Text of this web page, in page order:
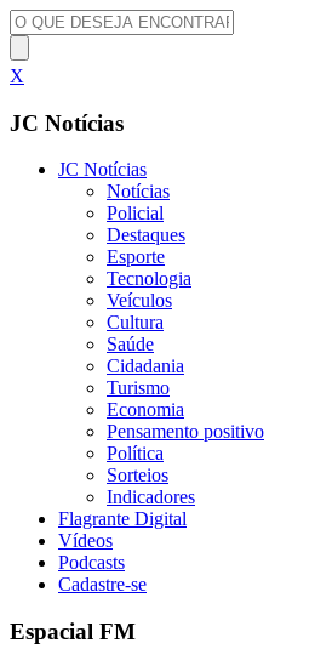
X
JC Notícias
JC Notícias
Notícias
Policial
Destaques
Esporte
Tecnologia
Veículos
Cultura
Saúde
Cidadania
Turismo
Economia
Pensamento positivo
Política
Sorteios
Indicadores
Flagrante Digital
Vídeos
Podcasts
Cadastre-se
Espacial FM